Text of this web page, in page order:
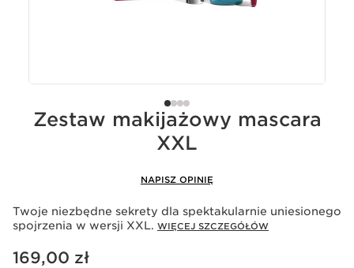
Zestaw makijażowy mascara
XXL
NAPISZ OPINIĘ
Twoje niezbędne sekrety dla spektakularnie uniesionego
spojrzenia w wersji XXL. WIĘCEJ SZCZEGÓŁÓW
Aktualna cena 169,00 zł
169,00 zł